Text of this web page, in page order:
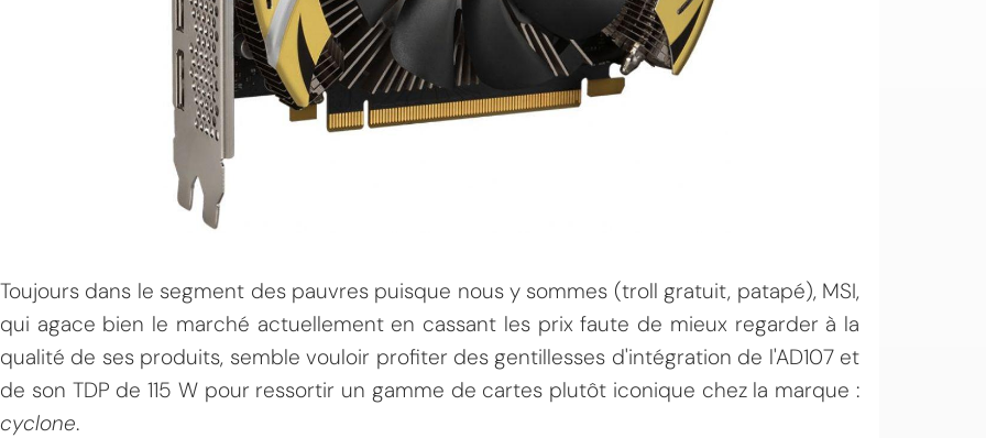
Toujours dans le segment des pauvres puisque nous y sommes (troll gratuit, patapé), MSI,
qui agace bien le marché actuellement en cassant les prix faute de mieux regarder à la
qualité de ses produits, semble vouloir profiter des gentillesses d'intégration de l'AD107 et
de son TDP de 115 W pour ressortir un gamme de cartes plutôt iconique chez la marque :
cyclone.